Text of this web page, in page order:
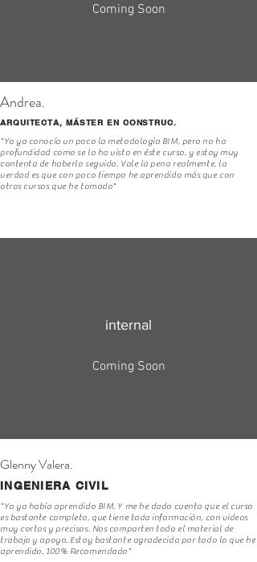
Coming Soon
Andrea.
ARQUITECTA, MÁSTER EN CONSTRUC.
"Yo ya conocía un poco la metodología BIM, pero no ha
profundidad como se lo ha visto en éste curso, y estoy muy
contenta de haberlo seguido. Vale la pena realmente, la
verdad es que con poco tiempo he aprendido más que con
otros cursos que he tomado"
Glenny Valera.
INGENIERA CIVIL
"Yo ya había aprendido BIM, Y me he dado cuenta que el curso
es bastante completo, que tiene toda información, con videos
muy cortos y precisos. Nos comparten todo el material de
trabajo y apoyo. Estoy bastante agradecida por todo lo que he
aprendido. 100% Recomendado"
internal
Coming Soon